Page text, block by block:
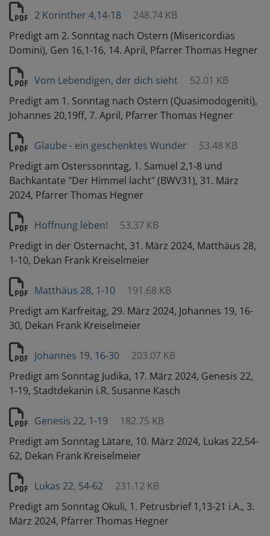
2 Korinther 4,14-18
248.74 KB
Predigt am 2. Sonntag nach Ostern (Misericordias
Domini), Gen 16,1-16, 14. April, Pfarrer Thomas Hegner
Vom Lebendigen, der dich sieht
52.01 KB
Predigt am 1. Sonntag nach Ostern (Quasimodogeniti),
Johannes 20,19ff, 7. April, Pfarrer Thomas Hegner
Glaube - ein geschenktes Wunder
53.48 KB
Predigt am Osterssonntag, 1. Samuel 2,1-8 und
Bachkantate "Der Himmel lacht" (BWV31), 31. März
2024, Pfarrer Thomas Hegner
Hoffnung leben!
53.37 KB
Predigt in der Osternacht, 31. März 2024, Matthäus 28,
1-10, Dekan Frank Kreiselmeier
Matthäus 28, 1-10
191.68 KB
Predigt am Karfreitag, 29. März 2024, Johannes 19, 16-
30, Dekan Frank Kreiselmeier
Johannes 19, 16-30
203.07 KB
Predigt am Sonntag Judika, 17. März 2024, Genesis 22,
1-19, Stadtdekanin i.R. Susanne Kasch
Genesis 22, 1-19
182.75 KB
Predigt am Sonntag Lätare, 10. März 2024, Lukas 22,54-
62, Dekan Frank Kreiselmeier
Lukas 22, 54-62
231.12 KB
Predigt am Sonntag Okuli, 1. Petrusbrief 1,13-21 i.A., 3.
März 2024, Pfarrer Thomas Hegner